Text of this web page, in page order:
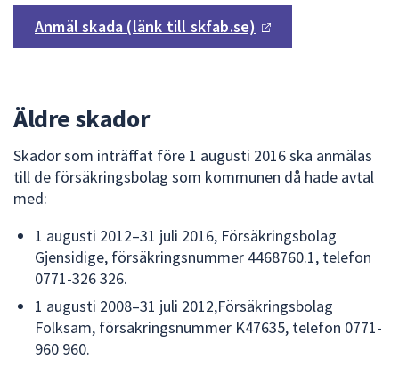
Anmäl skada (länk till skfab.se)
Äldre skador
Skador som inträffat före 1 augusti 2016 ska anmälas
till de försäkringsbolag som kommunen då hade avtal
med:
1 augusti 2012–31 juli 2016, Försäkringsbolag
Gjensidige, försäkringsnummer 4468760.1, telefon
0771-326 326.
1 augusti 2008–31 juli 2012,Försäkringsbolag
Folksam, försäkringsnummer K47635, telefon 0771-
960 960.